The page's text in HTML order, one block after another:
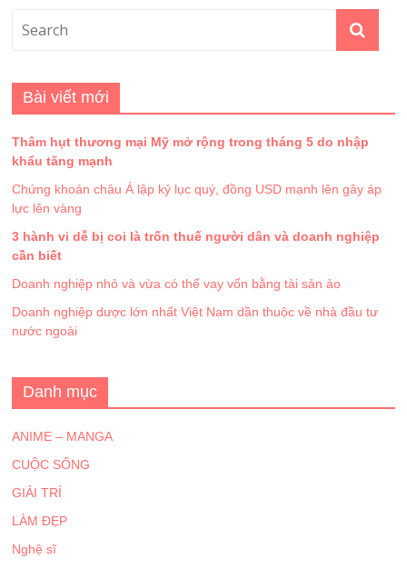
Bài viết mới
Thâm hụt thương mại Mỹ mở rộng trong tháng 5 do nhập
khẩu tăng mạnh
Chứng khoán châu Á lập kỷ lục quý, đồng USD mạnh lên gây áp
lực lên vàng
3 hành vi dễ bị coi là trốn thuế người dân và doanh nghiệp
cần biết
Doanh nghiệp nhỏ và vừa có thể vay vốn bằng tài sản ảo
Doanh nghiệp dược lớn nhất Việt Nam dần thuộc về nhà đầu tư
nước ngoài
Danh mục
ANIME – MANGA
CUỘC SỐNG
GIẢI TRÍ
LÀM ĐẸP
Nghệ sĩ